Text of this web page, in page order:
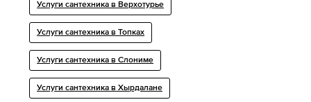
Услуги сантехника в Верхотурье
Услуги сантехника в Топках
Услуги сантехника в Слониме
Услуги сантехника в Хырдалане